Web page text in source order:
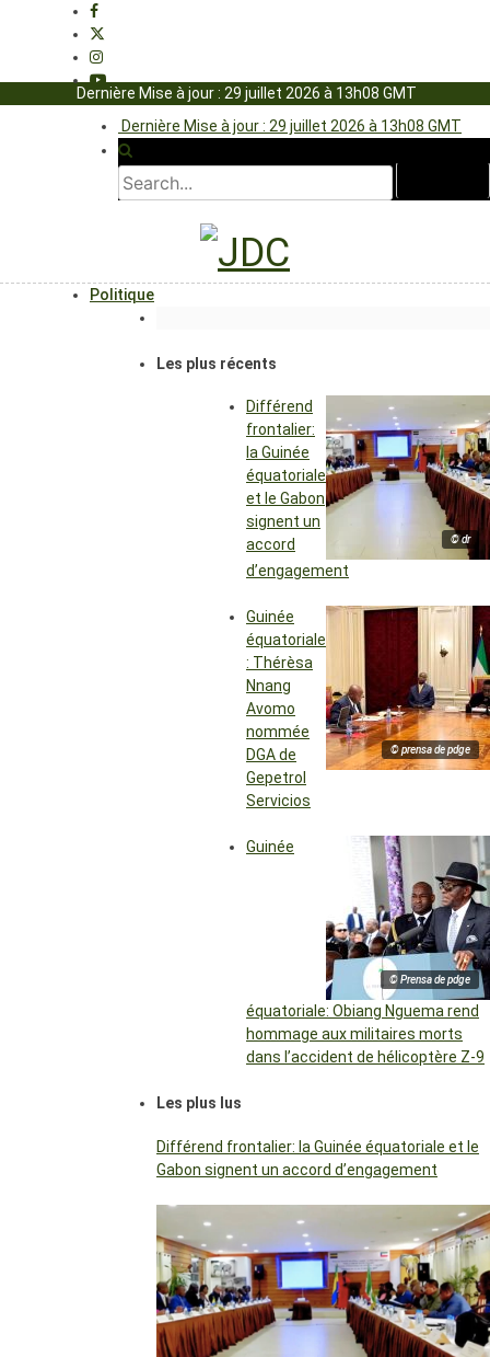
Dernière Mise à jour : 29 juillet 2026 à 13h08 GMT
Dernière Mise à jour : 29 juillet 2026 à 13h08 GMT
Politique
Les plus récents
© dr
Différend
frontalier:
la Guinée
équatoriale
et le Gabon
signent un
accord
d’engagement
© prensa de pdge
Guinée
équatoriale
: Thérèsa
Nnang
Avomo
nommée
DGA de
Gepetrol
Servicios
© Prensa de pdge
Guinée
équatoriale: Obiang Nguema rend
hommage aux militaires morts
dans l’accident de hélicoptère Z-9
Les plus lus
Différend frontalier: la Guinée équatoriale et le
Gabon signent un accord d’engagement